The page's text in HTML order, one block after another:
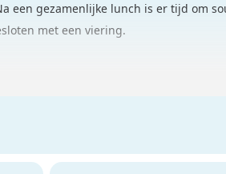
een gezamenlijke lunch is er tijd om
met een viering.